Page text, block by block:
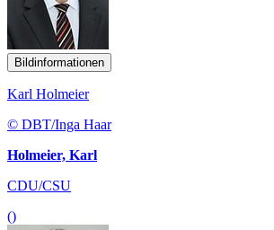
Bildinformationen
Karl Holmeier
© DBT/Inga Haar
Holmeier, Karl
CDU/CSU
()